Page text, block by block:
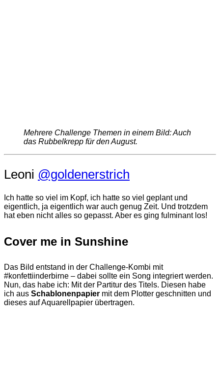
Mehrere Challenge Themen in einem Bild: Auch
das Rubbelkrepp für den August.
Leoni @goldenerstrich
Ich hatte so viel im Kopf, ich hatte so viel geplant und
eigentlich, ja eigentlich war auch genug Zeit. Und trotzdem
hat eben nicht alles so gepasst. Aber es ging fulminant los!
Cover me in Sunshine
Das Bild entstand in der Challenge-Kombi mit
#konfettiinderbirne – dabei sollte ein Song integriert werden.
Nun, das habe ich: Mit der Partitur des Titels. Diesen habe
ich aus Schablonenpapier mit dem Plotter geschnitten und
dieses auf Aquarellpapier übertragen.